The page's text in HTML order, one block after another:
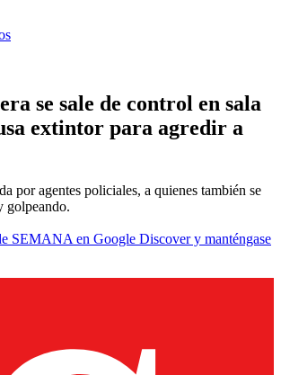
se sale de control en sala
extintor para agredir a
por agentes policiales, a quienes también se
golpeando.
SEMANA en Google Discover y manténgase